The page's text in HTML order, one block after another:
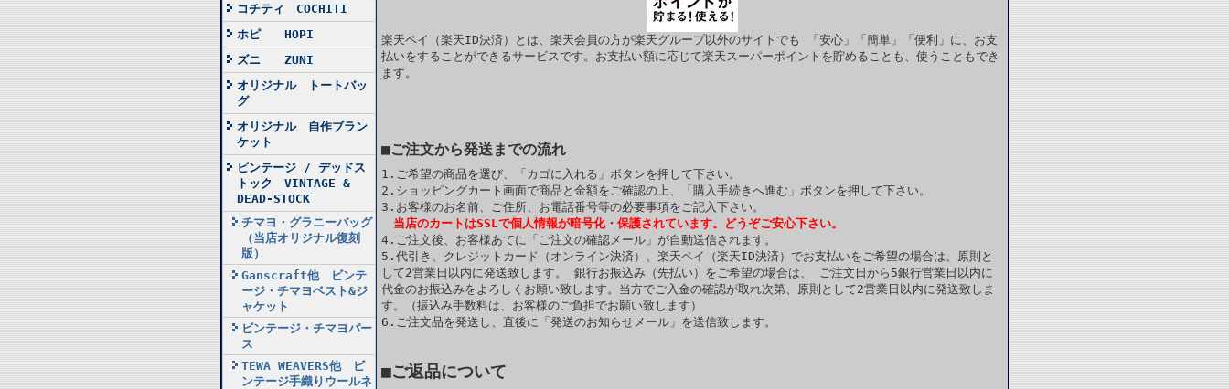
コチティ COCHITI
ホピ HOPI
ズニ ZUNI
オリジナル トートバッ
グ
オリジナル 自作ブラン
ケット
ビンテージ / デッドス
トック VINTAGE &
DEAD-STOCK
チマヨ・グラニーバッグ
（当店オリジナル復刻
版）
Ganscraft他 ビンテ
ージ・チマヨベスト&ジ
ャケット
ビンテージ・チマヨパー
ス
TEWA WEAVERS他 ビ
ンテージ手織りウールネ
楽天ペイ（楽天ID決済）とは、楽天会員の方が楽天グループ以外のサイトでも
「安心」「簡単」「便利」に、お支
払いをすることができるサービスです。お支払い額に応じて楽天スーパーポイントを貯めることも、使うこともでき
ます。
■ご注文から発送までの流れ
1.ご希望の商品を選び、「カゴに入れる」ボタンを押して下さい。
2.ショッピングカート画面で商品と金額をご確認の上、「購入手続きへ進む」ボタンを押して下さい。
3.お客様のお名前、ご住所、お電話番号等の必要事項をご記入下さい。
当店のカートはSSLで個人情報が暗号化・保護されています。どうぞご安心下さい。
4.ご注文後、お客様あてに「ご注文の確認メール」が自動送信されます。
5.代引き、クレジットカード（オンライン決済）、楽天ペイ（楽天ID決済）でお支払いをご希望の場合は、原則と
して2営業日以内に発送致します。 銀行お振込み（先払い）をご希望の場合は、 ご注文日から5銀行営業日以内に
代金のお振込みをよろしくお願い致します。当方でご入金の確認が取れ次第、原則として2営業日以内に発送致しま
す。（振込み手数料は、お客様のご負担でお願い致します）
6.ご注文品を発送し、直後に「発送のお知らせメール」を送信致します。
■ご返品について